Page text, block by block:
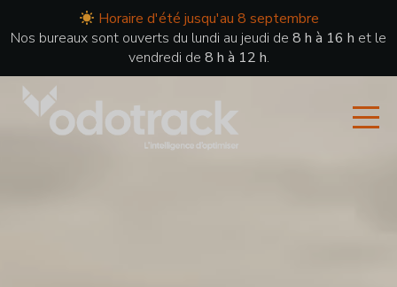
Horaire d'été jusqu'au 8 septembre
Nos bureaux sont ouverts du lundi au jeudi de 8 h à 16 h et le
vendredi de 8 h à 12 h.